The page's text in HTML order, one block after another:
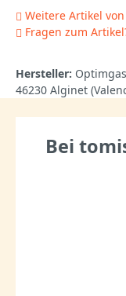
Weitere Artikel
Fragen zum
Hersteller:
46230 Alginet
Bei